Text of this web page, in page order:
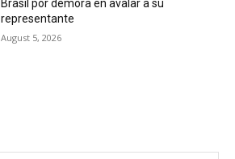
Brasil por demora en avalar a su
representante
August 5, 2026